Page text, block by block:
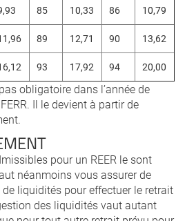
85 10,33 86 10,79
89 12,71 90 13,62
93 17,92 94 20,00
obligatoire dans l’année de
Il le devient à partir de
pour un REER le sont
néanmoins vous assurer de
liquidités pour effectuer le retrait
des liquidités vaut autant